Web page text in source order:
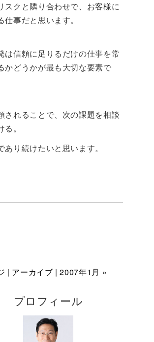
スクと隣り合わせで、お客様に
仕事だと思います。
は信頼に足りるだけの仕事を常
かどうかが最も大切な要素で
されることで、次の課題を相談
。
あり続けたいと思います。
| アーカイブ |2007年1月 »
プロフィール